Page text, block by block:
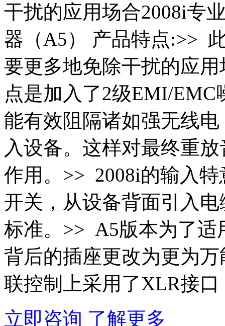
干扰的应用场合2008i专
器（A5） 产品特点:>>
要更多地免除干扰的应
点是加入了2级EMI/
能有效阻隔诸如强无线
入设备。这样对最终重
作用。>> 2008i的输入
开关，从设备背面引入
标准。>> A5版本为了适
背后的插座更改为更为
联控制上采用了XLR接
立即咨询 了解更多